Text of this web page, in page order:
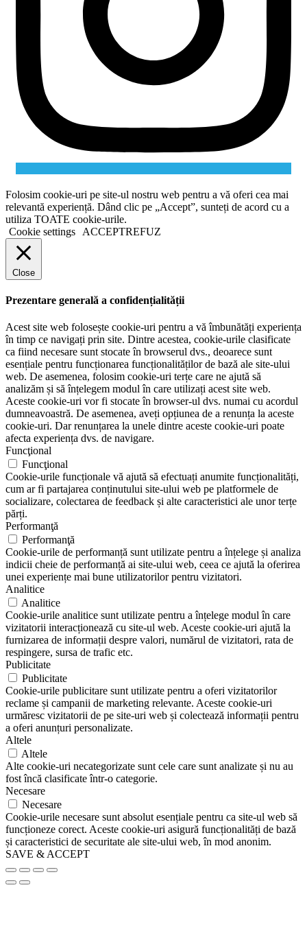
Folosim cookie-uri pe site-ul nostru web pentru a vă oferi cea mai
relevantă experiență. Dând clic pe „Accept”, sunteți de acord cu a
utiliza TOATE cookie-urile.
Cookie settings
ACCEPTREFUZ
Close
Prezentare generală a confidențialității
Acest site web folosește cookie-uri pentru a vă îmbunătăți experiența
în timp ce navigați prin site. Dintre acestea, cookie-urile clasificate
ca fiind necesare sunt stocate în browserul dvs., deoarece sunt
esențiale pentru funcționarea funcționalităților de bază ale site-ului
web. De asemenea, folosim cookie-uri terțe care ne ajută să
analizăm și să înțelegem modul în care utilizați acest site web.
Aceste cookie-uri vor fi stocate în browser-ul dvs. numai cu acordul
dumneavoastră. De asemenea, aveți opțiunea de a renunța la aceste
cookie-uri. Dar renunțarea la unele dintre aceste cookie-uri poate
afecta experiența dvs. de navigare.
Funcţional
Funcţional
Cookie-urile funcționale vă ajută să efectuați anumite funcționalități,
cum ar fi partajarea conținutului site-ului web pe platformele de
socializare, colectarea de feedback și alte caracteristici ale unor terțe
părți.
Performanţă
Performanţă
Cookie-urile de performanță sunt utilizate pentru a înțelege și analiza
indicii cheie de performanță ai site-ului web, ceea ce ajută la oferirea
unei experiențe mai bune utilizatorilor pentru vizitatori.
Analitice
Analitice
Cookie-urile analitice sunt utilizate pentru a înțelege modul în care
vizitatorii interacționează cu site-ul web. Aceste cookie-uri ajută la
furnizarea de informații despre valori, numărul de vizitatori, rata de
respingere, sursa de trafic etc.
Publicitate
Publicitate
Cookie-urile publicitare sunt utilizate pentru a oferi vizitatorilor
reclame și campanii de marketing relevante. Aceste cookie-uri
urmăresc vizitatorii de pe site-uri web și colectează informații pentru
a oferi anunțuri personalizate.
Altele
Altele
Alte cookie-uri necategorizate sunt cele care sunt analizate și nu au
fost încă clasificate într-o categorie.
Necesare
Necesare
Cookie-urile necesare sunt absolut esențiale pentru ca site-ul web să
funcționeze corect. Aceste cookie-uri asigură funcționalități de bază
și caracteristici de securitate ale site-ului web, în mod anonim.
SAVE & ACCEPT